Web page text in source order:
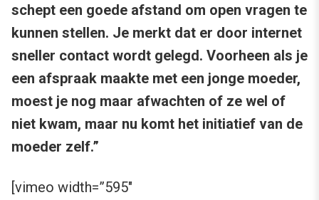
schept een goede afstand om open vragen te
kunnen stellen. Je merkt dat er door internet
sneller contact wordt gelegd. Voorheen als je
een afspraak maakte met een jonge moeder,
moest je nog maar afwachten of ze wel of
niet kwam, maar nu komt het initiatief van de
moeder zelf.”
[vimeo width=”595″